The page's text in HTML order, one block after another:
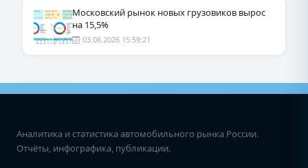
Московский рынок новых грузовиков вырос
на 15,5%
03.08.2026 15:59:21
Аналитика и статистика автомобильного рынка России.
Отчёты, инфографика, публикации.